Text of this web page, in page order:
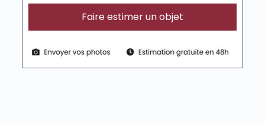
Faire estimer un objet